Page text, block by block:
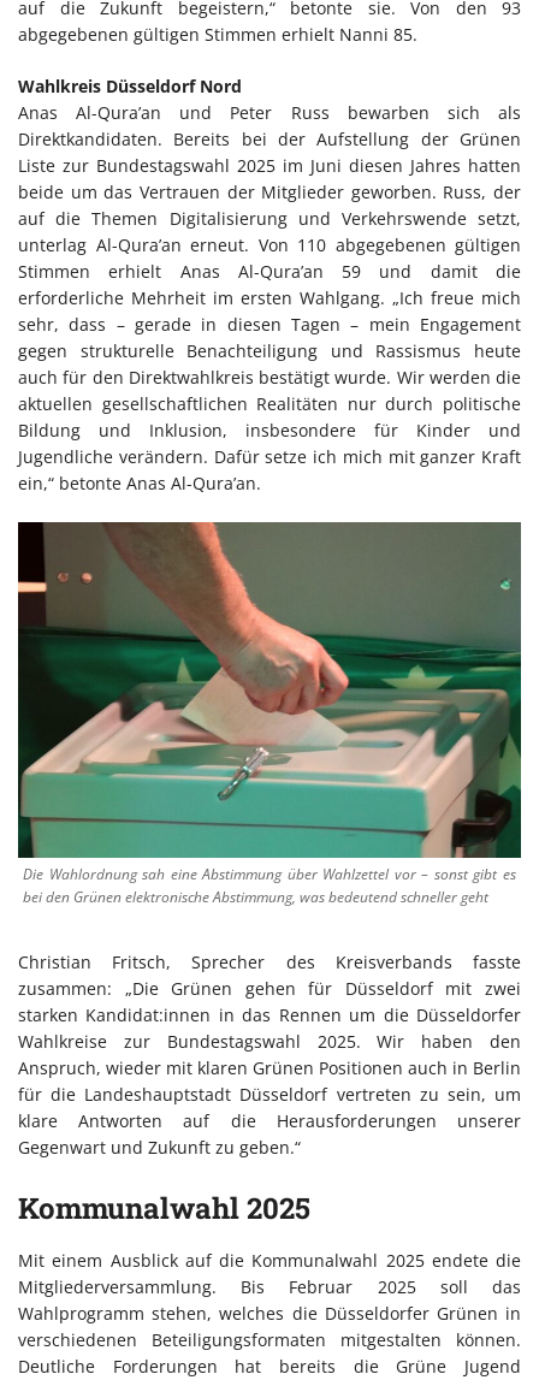
auf die Zukunft begeistern,“ betonte sie. Von den 93
abgegebenen gültigen Stimmen erhielt Nanni 85.
Wahlkreis Düsseldorf Nord
Anas Al-Qura’an und Peter Russ bewarben sich als
Direktkandidaten. Bereits bei der Aufstellung der Grünen
Liste zur Bundestagswahl 2025 im Juni diesen Jahres hatten
beide um das Vertrauen der Mitglieder geworben. Russ, der
auf die Themen Digitalisierung und Verkehrswende setzt,
unterlag Al-Qura’an erneut. Von 110 abgegebenen gültigen
Stimmen erhielt Anas Al-Qura’an 59 und damit die
erforderliche Mehrheit im ersten Wahlgang. „Ich freue mich
sehr, dass – gerade in diesen Tagen – mein Engagement
gegen strukturelle Benachteiligung und Rassismus heute
auch für den Direktwahlkreis bestätigt wurde. Wir werden die
aktuellen gesellschaftlichen Realitäten nur durch politische
Bildung und Inklusion, insbesondere für Kinder und
Jugendliche verändern. Dafür setze ich mich mit ganzer Kraft
ein,“ betonte Anas Al-Qura’an.
Die Wahlordnung sah eine Abstimmung über Wahlzettel vor – sonst gibt es
bei den Grünen elektronische Abstimmung, was bedeutend schneller geht
Christian Fritsch, Sprecher des Kreisverbands fasste
zusammen: „Die Grünen gehen für Düsseldorf mit zwei
starken Kandidat:innen in das Rennen um die Düsseldorfer
Wahlkreise zur Bundestagswahl 2025. Wir haben den
Anspruch, wieder mit klaren Grünen Positionen auch in Berlin
für die Landeshauptstadt Düsseldorf vertreten zu sein, um
klare Antworten auf die Herausforderungen unserer
Gegenwart und Zukunft zu geben.“
Kommunalwahl 2025
Mit einem Ausblick auf die Kommunalwahl 2025 endete die
Mitgliederversammlung. Bis Februar 2025 soll das
Wahlprogramm stehen, welches die Düsseldorfer Grünen in
verschiedenen Beteiligungsformaten mitgestalten können.
Deutliche Forderungen hat bereits die Grüne Jugend